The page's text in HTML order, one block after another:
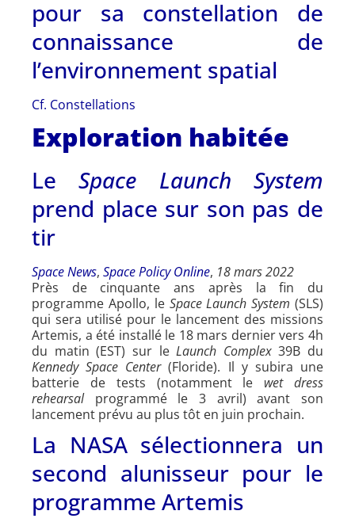
pour sa constellation de
connaissance de
l’environnement spatial
Cf. Constellations
Exploration habitée
LeSpace Launch System
prend place sur son pas de
tir
Space News, Space Policy Online, 18 mars 2022
Près de cinquante ans après la fin du
programme Apollo, le Space Launch System (SLS)
qui sera utilisé pour le lancement des missions
Artemis, a été installé le 18 mars dernier vers 4h
du matin (EST) sur leLaunch Complex39B du
Kennedy Space Center(Floride). Il y subira une
batterie de tests (notamment le wet dress
rehearsal programmé le 3 avril) avant son
lancement prévu au plus tôt en juin prochain.
La NASA sélectionnera un
second alunisseur pour le
programme Artemis